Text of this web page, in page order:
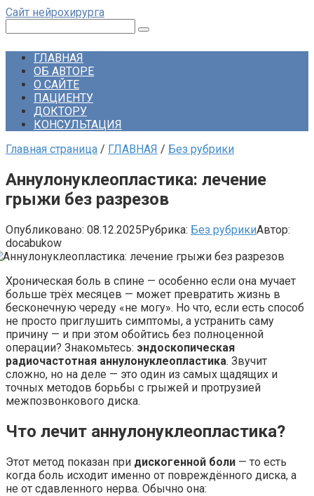
Перейти
контенту
Сайт нейрохирурга
ГЛАВНАЯ
ОБ АВТОРЕ
О САЙТЕ
ПАЦИЕНТУ
ДОКТОРУ
КОНСУЛЬТАЦИЯ
Главная страница / ГЛАВНАЯ / Без рубрики
Аннулонуклеопластика: лечение
грыжи без разрезов
Опубликовано: 08.12.2025Рубрика: Без рубрикиАвтор:
docabukow
Хроническая боль в спине — особенно если она мучает
больше трёх месяцев — может превратить жизнь в
бесконечную череду «не могу». Но что, если есть способ
не просто приглушить симптомы, а устранить саму
причину — и при этом обойтись без полноценной
операции? Знакомьтесь: эндоскопическая
радиочастотная аннулонуклеопластика. Звучит
сложно, но на деле — это один из самых щадящих и
точных методов борьбы с грыжей и протрузией
межпозвонкового диска.
Что лечит аннулонуклеопластика?
Этот метод показан при дискогенной боли — то есть
когда боль исходит именно от повреждённого диска, а
не от сдавленного нерва. Обычно она: